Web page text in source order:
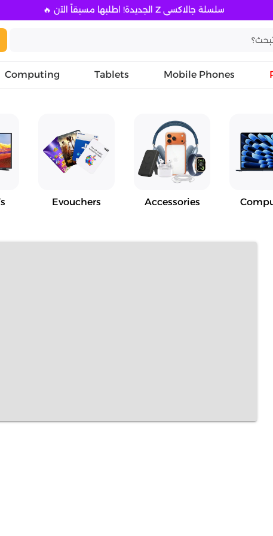
سلسلة جالاكسي Z الجديدة! اطلبها مسبقاً الآن 🔥
Mobile Phones
Tablets
Computing
Accessories
Evouchers